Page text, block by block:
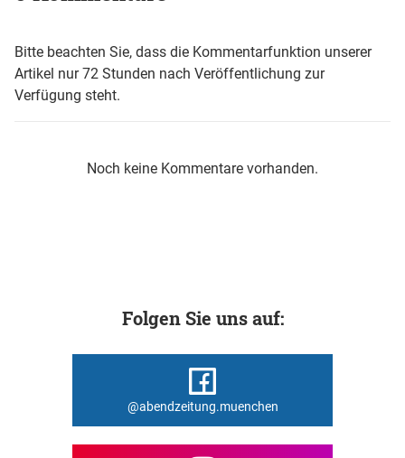
Bitte beachten Sie, dass die Kommentarfunktion unserer
Artikel nur 72 Stunden nach Veröffentlichung zur
Verfügung steht.
Noch keine Kommentare vorhanden.
Folgen Sie uns auf:
@abendzeitung.muenchen